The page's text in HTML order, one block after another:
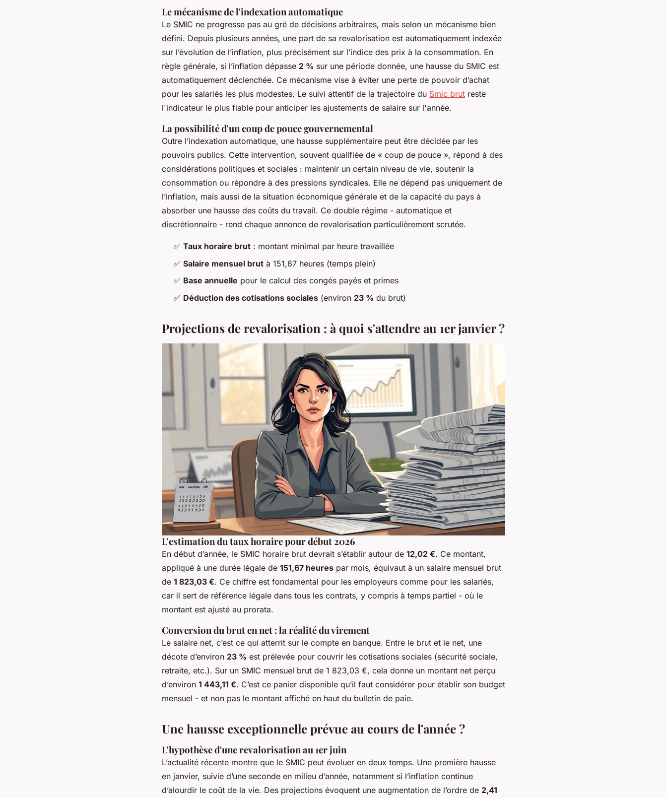
Le mécanisme de l'indexation automatique
Le SMIC ne progresse pas au gré de décisions arbitraires, mais selon un mécanisme bien
défini. Depuis plusieurs années, une part de sa revalorisation est automatiquement indexée
sur l’évolution de l’inflation, plus précisément sur l’indice des prix à la consommation. En
règle générale, si l’inflation dépasse 2 % sur une période donnée, une hausse du SMIC est
automatiquement déclenchée. Ce mécanisme vise à éviter une perte de pouvoir d’achat
pour les salariés les plus modestes. Le suivi attentif de la trajectoire du Smic brut reste
l'indicateur le plus fiable pour anticiper les ajustements de salaire sur l'année.
La possibilité d'un coup de pouce gouvernemental
Outre l’indexation automatique, une hausse supplémentaire peut être décidée par les
pouvoirs publics. Cette intervention, souvent qualifiée de « coup de pouce », répond à des
considérations politiques et sociales : maintenir un certain niveau de vie, soutenir la
consommation ou répondre à des pressions syndicales. Elle ne dépend pas uniquement de
l’inflation, mais aussi de la situation économique générale et de la capacité du pays à
absorber une hausse des coûts du travail. Ce double régime - automatique et
discrétionnaire - rend chaque annonce de revalorisation particulièrement scrutée.
✅ Taux horaire brut : montant minimal par heure travaillée
✅ Salaire mensuel brut à 151,67 heures (temps plein)
✅ Base annuelle pour le calcul des congés payés et primes
✅ Déduction des cotisations sociales (environ 23 % du brut)
Projections de revalorisation : à quoi s'attendre au 1er janvier ?
L'estimation du taux horaire pour début 2026
En début d’année, le SMIC horaire brut devrait s’établir autour de 12,02 €. Ce montant,
appliqué à une durée légale de 151,67 heures par mois, équivaut à un salaire mensuel brut
de 1 823,03 €. Ce chiffre est fondamental pour les employeurs comme pour les salariés,
car il sert de référence légale dans tous les contrats, y compris à temps partiel - où le
montant est ajusté au prorata.
Conversion du brut en net : la réalité du virement
Le salaire net, c’est ce qui atterrit sur le compte en banque. Entre le brut et le net, une
décote d’environ 23 % est prélevée pour couvrir les cotisations sociales (sécurité sociale,
retraite, etc.). Sur un SMIC mensuel brut de 1 823,03 €, cela donne un montant net perçu
d’environ 1 443,11 €. C’est ce panier disponible qu’il faut considérer pour établir son budget
mensuel - et non pas le montant affiché en haut du bulletin de paie.
Une hausse exceptionnelle prévue au cours de l'année ?
L'hypothèse d'une revalorisation au 1er juin
L’actualité récente montre que le SMIC peut évoluer en deux temps. Une première hausse
en janvier, suivie d’une seconde en milieu d’année, notamment si l’inflation continue
d’alourdir le coût de la vie. Des projections évoquent une augmentation de l’ordre de 2,41